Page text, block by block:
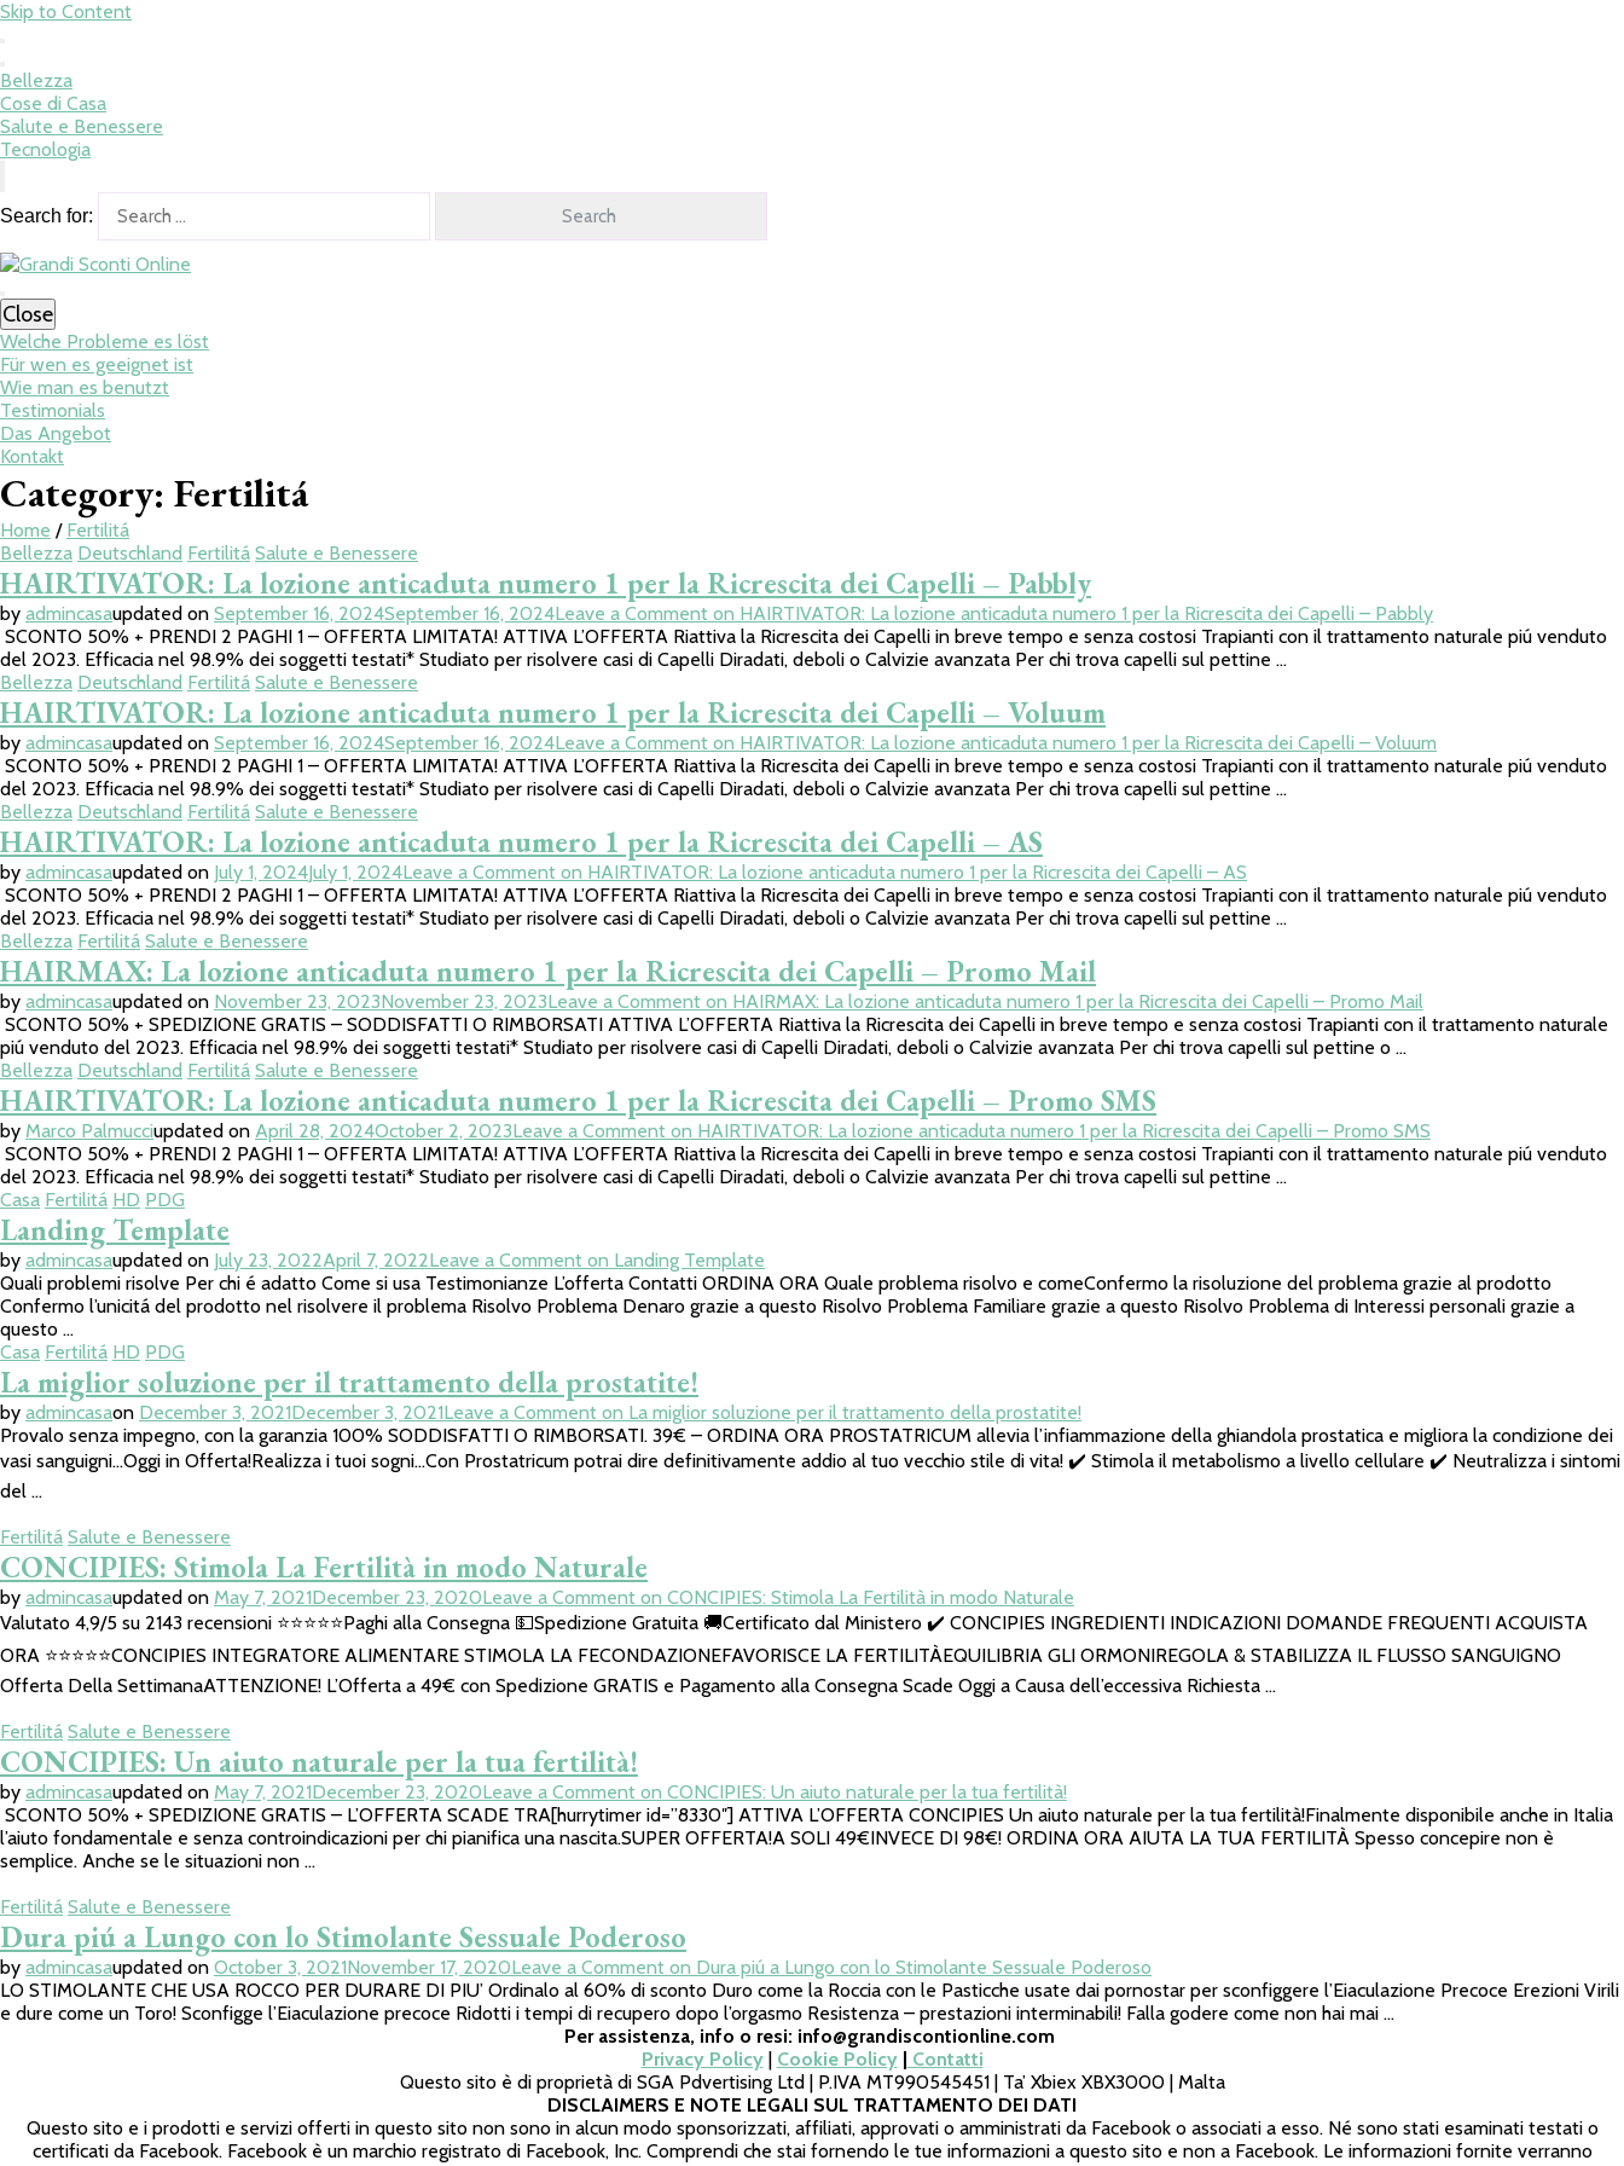
Skip to Content
Bellezza
Cose di Casa
Salute e Benessere
Tecnologia
Search for:
Close
Welche Probleme es löst
Für wen es geeignet ist
Wie man es benutzt
Testimonials
Das Angebot
Kontakt
Category: Fertilitá
Home / Fertilitá
Bellezza Deutschland Fertilitá Salute e Benessere
HAIRTIVATOR: La lozione anticaduta numero 1 per la Ricrescita dei Capelli – Pabbly
by admincasaupdated on September 16, 2024September 16, 2024Leave a Comment on HAIRTIVATOR: La lozione anticaduta numero 1 per la Ricrescita dei Capelli – Pabbly
SCONTO 50% + PRENDI 2 PAGHI 1 – OFFERTA LIMITATA! ATTIVA L’OFFERTA Riattiva la Ricrescita dei Capelli in breve tempo e senza costosi Trapianti con il trattamento naturale piú venduto
del 2023. Efficacia nel 98.9% dei soggetti testati* Studiato per risolvere casi di Capelli Diradati, deboli o Calvizie avanzata Per chi trova capelli sul pettine …
Bellezza Deutschland Fertilitá Salute e Benessere
HAIRTIVATOR: La lozione anticaduta numero 1 per la Ricrescita dei Capelli – Voluum
by admincasaupdated on September 16, 2024September 16, 2024Leave a Comment on HAIRTIVATOR: La lozione anticaduta numero 1 per la Ricrescita dei Capelli – Voluum
SCONTO 50% + PRENDI 2 PAGHI 1 – OFFERTA LIMITATA! ATTIVA L’OFFERTA Riattiva la Ricrescita dei Capelli in breve tempo e senza costosi Trapianti con il trattamento naturale piú venduto
del 2023. Efficacia nel 98.9% dei soggetti testati* Studiato per risolvere casi di Capelli Diradati, deboli o Calvizie avanzata Per chi trova capelli sul pettine …
Bellezza Deutschland Fertilitá Salute e Benessere
HAIRTIVATOR: La lozione anticaduta numero 1 per la Ricrescita dei Capelli – AS
by admincasaupdated on July 1, 2024July 1, 2024Leave a Comment on HAIRTIVATOR: La lozione anticaduta numero 1 per la Ricrescita dei Capelli – AS
SCONTO 50% + PRENDI 2 PAGHI 1 – OFFERTA LIMITATA! ATTIVA L’OFFERTA Riattiva la Ricrescita dei Capelli in breve tempo e senza costosi Trapianti con il trattamento naturale piú venduto
del 2023. Efficacia nel 98.9% dei soggetti testati* Studiato per risolvere casi di Capelli Diradati, deboli o Calvizie avanzata Per chi trova capelli sul pettine …
Bellezza Fertilitá Salute e Benessere
HAIRMAX: La lozione anticaduta numero 1 per la Ricrescita dei Capelli – Promo Mail
by admincasaupdated on November 23, 2023November 23, 2023Leave a Comment on HAIRMAX: La lozione anticaduta numero 1 per la Ricrescita dei Capelli – Promo Mail
SCONTO 50% + SPEDIZIONE GRATIS – SODDISFATTI O RIMBORSATI ATTIVA L’OFFERTA Riattiva la Ricrescita dei Capelli in breve tempo e senza costosi Trapianti con il trattamento naturale
piú venduto del 2023. Efficacia nel 98.9% dei soggetti testati* Studiato per risolvere casi di Capelli Diradati, deboli o Calvizie avanzata Per chi trova capelli sul pettine o …
Bellezza Deutschland Fertilitá Salute e Benessere
HAIRTIVATOR: La lozione anticaduta numero 1 per la Ricrescita dei Capelli – Promo SMS
by Marco Palmucciupdated on April 28, 2024October 2, 2023Leave a Comment on HAIRTIVATOR: La lozione anticaduta numero 1 per la Ricrescita dei Capelli – Promo SMS
SCONTO 50% + PRENDI 2 PAGHI 1 – OFFERTA LIMITATA! ATTIVA L’OFFERTA Riattiva la Ricrescita dei Capelli in breve tempo e senza costosi Trapianti con il trattamento naturale piú venduto
del 2023. Efficacia nel 98.9% dei soggetti testati* Studiato per risolvere casi di Capelli Diradati, deboli o Calvizie avanzata Per chi trova capelli sul pettine …
Casa Fertilitá HD PDG
Landing Template
by admincasaupdated on July 23, 2022April 7, 2022Leave a Comment on Landing Template
Quali problemi risolve Per chi é adatto Come si usa Testimonianze L’offerta Contatti ORDINA ORA Quale problema risolvo e comeConfermo la risoluzione del problema grazie al prodotto
Confermo l’unicitá del prodotto nel risolvere il problema Risolvo Problema Denaro grazie a questo Risolvo Problema Familiare grazie a questo Risolvo Problema di Interessi personali grazie a
questo …
Casa Fertilitá HD PDG
La miglior soluzione per il trattamento della prostatite!
by admincasaon December 3, 2021December 3, 2021Leave a Comment on La miglior soluzione per il trattamento della prostatite!
Provalo senza impegno, con la garanzia 100% SODDISFATTI O RIMBORSATI. 39€ – ORDINA ORA PROSTATRICUM allevia l’infiammazione della ghiandola prostatica e migliora la condizione dei
vasi sanguigni…Oggi in Offerta!Realizza i tuoi sogni…Con Prostatricum potrai dire definitivamente addio al tuo vecchio stile di vita! ✔️ Stimola il metabolismo a livello cellulare ✔️ Neutralizza i sintomi
del …
Fertilitá Salute e Benessere
CONCIPIES: Stimola La Fertilità in modo Naturale
by admincasaupdated on May 7, 2021December 23, 2020Leave a Comment on CONCIPIES: Stimola La Fertilità in modo Naturale
Valutato 4,9/5 su 2143 recensioni ⭐️⭐️⭐️⭐️⭐️Paghi alla Consegna 💵Spedizione Gratuita 🚚Certificato dal Ministero ✔️ CONCIPIES INGREDIENTI INDICAZIONI DOMANDE FREQUENTI ACQUISTA
ORA ⭐️⭐️⭐️⭐️⭐️CONCIPIES INTEGRATORE ALIMENTARE STIMOLA LA FECONDAZIONEFAVORISCE LA FERTILITÀEQUILIBRIA GLI ORMONIREGOLA & STABILIZZA IL FLUSSO SANGUIGNO
Offerta Della SettimanaATTENZIONE! L’Offerta a 49€ con Spedizione GRATIS e Pagamento alla Consegna Scade Oggi a Causa dell’eccessiva Richiesta …
Fertilitá Salute e Benessere
CONCIPIES: Un aiuto naturale per la tua fertilità!
by admincasaupdated on May 7, 2021December 23, 2020Leave a Comment on CONCIPIES: Un aiuto naturale per la tua fertilità!
SCONTO 50% + SPEDIZIONE GRATIS – L’OFFERTA SCADE TRA[hurrytimer id=”8330″] ATTIVA L’OFFERTA CONCIPIES Un aiuto naturale per la tua fertilità!Finalmente disponibile anche in Italia
l’aiuto fondamentale e senza controindicazioni per chi pianifica una nascita.SUPER OFFERTA!A SOLI 49€INVECE DI 98€! ORDINA ORA AIUTA LA TUA FERTILITÀ Spesso concepire non è
semplice. Anche se le situazioni non …
Fertilitá Salute e Benessere
Dura piú a Lungo con lo Stimolante Sessuale Poderoso
by admincasaupdated on October 3, 2021November 17, 2020Leave a Comment on Dura piú a Lungo con lo Stimolante Sessuale Poderoso
LO STIMOLANTE CHE USA ROCCO PER DURARE DI PIU’ Ordinalo al 60% di sconto Duro come la Roccia con le Pasticche usate dai pornostar per sconfiggere l’Eiaculazione Precoce Erezioni Virili
e dure come un Toro! Sconfigge l’Eiaculazione precoce Ridotti i tempi di recupero dopo l’orgasmo Resistenza – prestazioni interminabili! Falla godere come non hai mai …
Per assistenza, info o resi: info@grandiscontionline.com
Privacy Policy| Cookie Policy| Contatti
Questo sito è di proprietà di SGA Pdvertising Ltd | P.IVA MT990545451 | Ta’ Xbiex XBX3000 | Malta
DISCLAIMERS E NOTE LEGALI SUL TRATTAMENTO DEI DATI
Questo sito e i prodotti e servizi offerti in questo sito non sono in alcun modo sponsorizzati, affiliati, approvati o amministrati da Facebook o associati a esso. Né sono stati esaminati testati o
certificati da Facebook. Facebook è un marchio registrato di Facebook, Inc. Comprendi che stai fornendo le tue informazioni a questo sito e non a Facebook. Le informazioni fornite verranno